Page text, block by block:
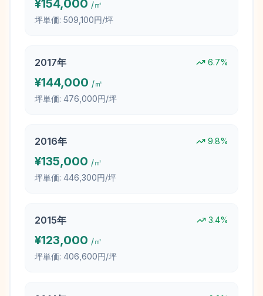
¥154,000 /㎡
坪単価: 509,100円/坪
2017年 6.7%
¥144,000 /㎡
坪単価: 476,000円/坪
2016年 9.8%
¥135,000 /㎡
坪単価: 446,300円/坪
2015年 3.4%
¥123,000 /㎡
坪単価: 406,600円/坪